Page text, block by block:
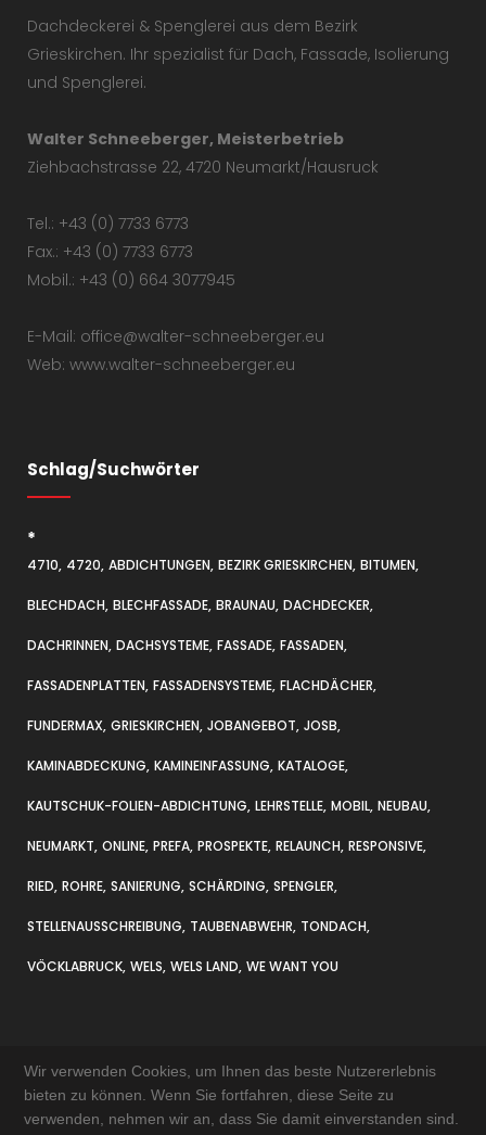
Dachdeckerei & Spenglerei aus dem Bezirk
Grieskirchen. Ihr spezialist für Dach, Fassade, Isolierung
und Spenglerei.
Walter Schneeberger, Meisterbetrieb
Ziehbachstrasse 22, 4720 Neumarkt/Hausruck
Tel.: +43 (0) 7733 6773
Fax.: +43 (0) 7733 6773
Mobil.: +43 (0) 664 3077945
E-Mail: office@walter-schneeberger.eu
Web: www.walter-schneeberger.eu
Schlag/Suchwörter
*
4710 4720 ABDICHTUNGEN BEZIRK GRIESKIRCHEN BITUMEN
BLECHDACH BLECHFASSADE BRAUNAU DACHDECKER
DACHRINNEN DACHSYSTEME FASSADE FASSADEN
FASSADENPLATTEN FASSADENSYSTEME FLACHDÄCHER
FUNDERMAX GRIESKIRCHEN JOBANGEBOT JOSB
KAMINABDECKUNG KAMINEINFASSUNG KATALOGE
KAUTSCHUK-FOLIEN-ABDICHTUNG LEHRSTELLE MOBIL NEUBAU
NEUMARKT ONLINE PREFA PROSPEKTE RELAUNCH RESPONSIVE
RIED ROHRE SANIERUNG SCHÄRDING SPENGLER
STELLENAUSSCHREIBUNG TAUBENABWEHR TONDACH
VÖCKLABRUCK WELS WELS LAND WE WANT YOU
Wir verwenden Cookies, um Ihnen das beste Nutzererlebnis
bieten zu können. Wenn Sie fortfahren, diese Seite zu
verwenden, nehmen wir an, dass Sie damit einverstanden sind.